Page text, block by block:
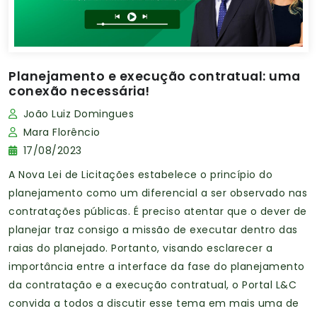
Planejamento e execução contratual: uma
conexão necessária!
João Luiz Domingues
Mara Florêncio
17/08/2023
A Nova Lei de Licitações estabelece o princípio do
planejamento como um diferencial a ser observado nas
contratações públicas. É preciso atentar que o dever de
planejar traz consigo a missão de executar dentro das
raias do planejado. Portanto, visando esclarecer a
importância entre a interface da fase do planejamento
da contratação e a execução contratual, o Portal L&C
convida a todos a discutir esse tema em mais uma de